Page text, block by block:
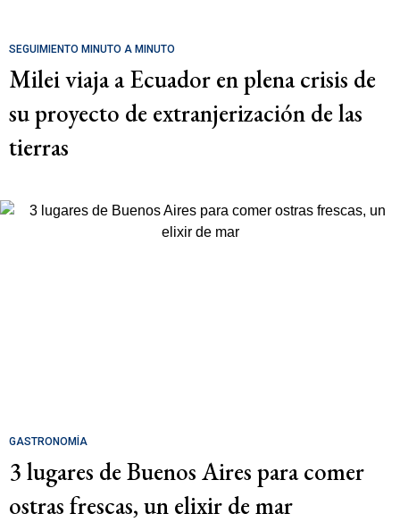
SEGUIMIENTO MINUTO A MINUTO
Milei viaja a Ecuador en plena crisis de
su proyecto de extranjerización de las
tierras
GASTRONOMÍA
3 lugares de Buenos Aires para comer
ostras frescas, un elixir de mar